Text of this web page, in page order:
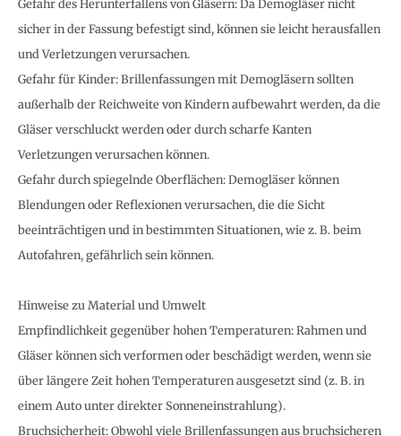
Gefahr des Herunterfallens von Gläsern: Da Demogläser nicht
sicher in der Fassung befestigt sind, können sie leicht herausfallen
und Verletzungen verursachen.
Gefahr für Kinder: Brillenfassungen mit Demogläsern sollten
außerhalb der Reichweite von Kindern aufbewahrt werden, da die
Gläser verschluckt werden oder durch scharfe Kanten
Verletzungen verursachen können.
Gefahr durch spiegelnde Oberflächen: Demogläser können
Blendungen oder Reflexionen verursachen, die die Sicht
beeinträchtigen und in bestimmten Situationen, wie z. B. beim
Autofahren, gefährlich sein können.
Hinweise zu Material und Umwelt
Empfindlichkeit gegenüber hohen Temperaturen: Rahmen und
Gläser können sich verformen oder beschädigt werden, wenn sie
über längere Zeit hohen Temperaturen ausgesetzt sind (z. B. in
einem Auto unter direkter Sonneneinstrahlung).
Bruchsicherheit: Obwohl viele Brillenfassungen aus bruchsicheren